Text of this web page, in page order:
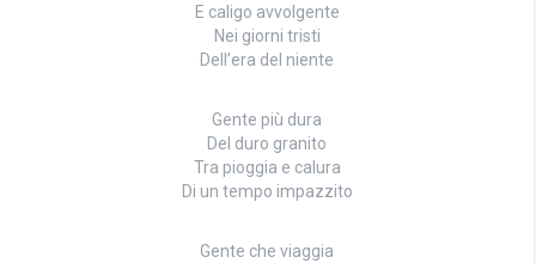
E caligo avvolgente
Nei giorni tristi
Dell’era del niente
Gente più dura
Del duro granito
Tra pioggia e calura
Di un tempo impazzito
Gente che viaggia